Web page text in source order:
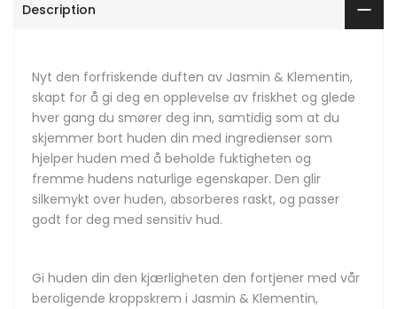
Description
Nyt den forfriskende duften av Jasmin & Klementin,
skapt for å gi deg en opplevelse av friskhet og glede
hver gang du smører deg inn, samtidig som at du
skjemmer bort huden din med ingredienser som
hjelper huden med å beholde fuktigheten og
fremme hudens naturlige egenskaper. Den glir
silkemykt over huden, absorberes raskt, og passer
godt for deg med sensitiv hud.
Gi huden din den kjærligheten den fortjener med vår
beroligende kroppskrem i Jasmin & Klementin,